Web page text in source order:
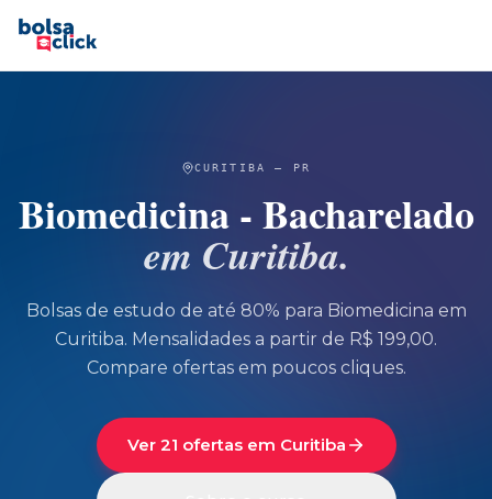
CURITIBA — PR
Biomedicina - Bacharelado
em Curitiba.
Bolsas de estudo de até 80% para Biomedicina em
Curitiba. Mensalidades a partir de R$ 199,00.
Compare ofertas em poucos cliques.
Ver 21 ofertas em Curitiba